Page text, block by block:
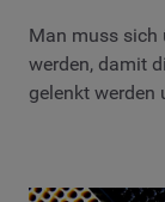
Man muss sich
werden, damit
gelenkt werden